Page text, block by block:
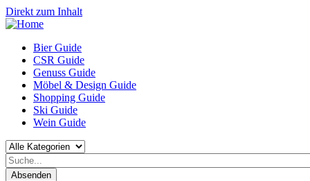
Direkt zum Inhalt
Bier Guide
CSR Guide
Genuss Guide
Möbel & Design Guide
Shopping Guide
Ski Guide
Wein Guide
Absenden